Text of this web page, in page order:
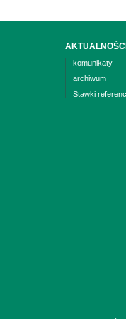
AKTUALNOŚCI
komunikaty
archiwum
Stawki